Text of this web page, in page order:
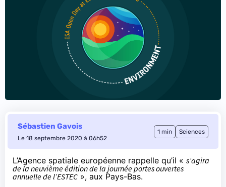
Sébastien Gavois
Le 18 septembre 2020 à 06h52
1 min Sciences
L’Agence spatiale européenne rappelle qu’il « s’agira
de la neuvième édition de la journée portes ouvertes
annuelle de l’ESTEC », aux Pays-Bas.